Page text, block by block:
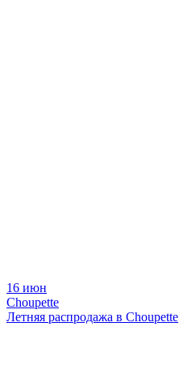
16 июн
Choupette
Летняя распродажа в Choupette